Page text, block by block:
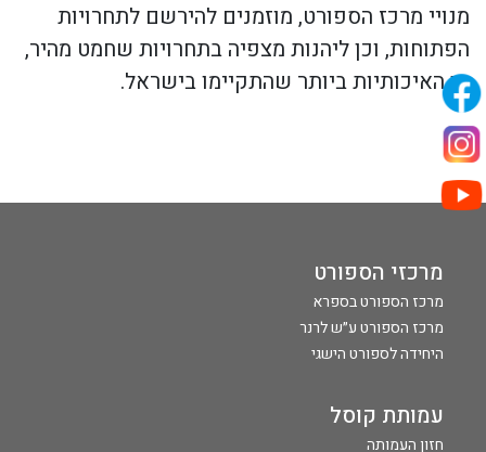
מנויי מרכז הספורט, מוזמנים להירשם לתחרויות
הפתוחות, וכן ליהנות מצפיה בתחרויות שחמט מהיר,
מן האיכותיות ביותר שהתקיימו בישראל.
מרכזי הספורט
מרכז הספורט בספרא
מרכז הספורט ע״ש לרנר
היחידה לספורט הישגי
עמותת קוסל
חזון העמותה